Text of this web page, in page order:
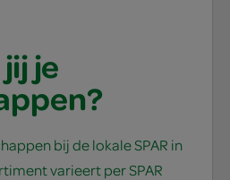
je
bij de lokale SPAR in
varieert per SPAR